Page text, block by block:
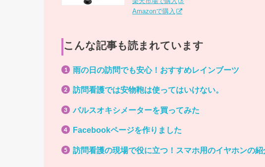
Amazonで購入
こんな記事も読まれています
雨の日の訪問でも安心！おすすめレインブーツ
訪問看護では安物鞄は使ってはいけない。
パルスオキシメーターを買ってみた
Facebookページを作りました
訪問看護の現場で役に立つ！スマホ用のイヤホンの紹